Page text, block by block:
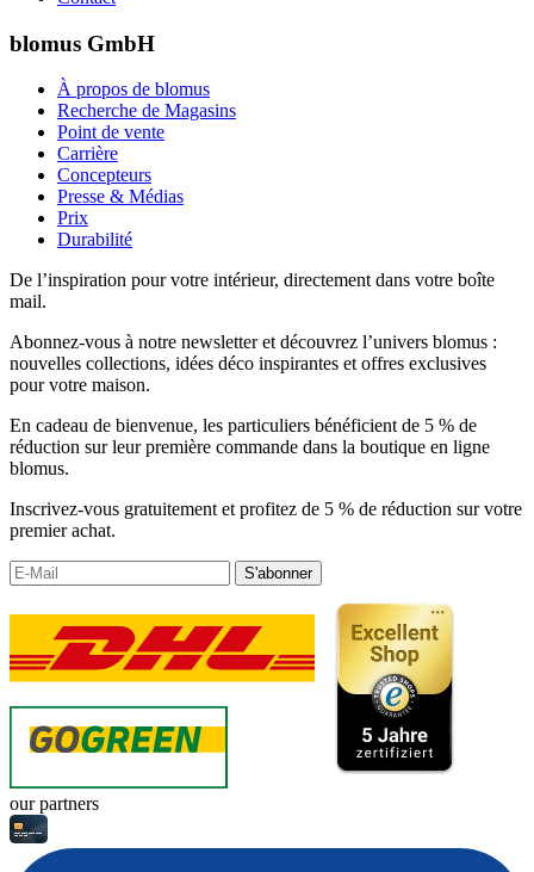
blomus GmbH
À propos de blomus
Recherche de Magasins
Point de vente
Carrière
Concepteurs
Presse & Médias
Prix
Durabilité
De l’inspiration pour votre intérieur, directement dans votre boîte
mail.
Abonnez-vous à notre newsletter et découvrez l’univers blomus :
nouvelles collections, idées déco inspirantes et offres exclusives
pour votre maison.
En cadeau de bienvenue, les particuliers bénéficient de 5 % de
réduction sur leur première commande dans la boutique en ligne
blomus.
Inscrivez-vous gratuitement et profitez de 5 % de réduction sur votre
premier achat.
S'abonner
our partners